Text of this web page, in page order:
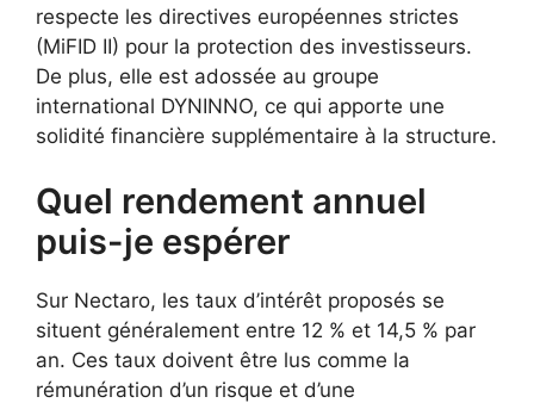
respecte les directives européennes strictes
(MiFID II) pour la protection des investisseurs.
De plus, elle est adossée au groupe
international DYNINNO, ce qui apporte une
solidité financière supplémentaire à la structure.
Quel rendement annuel
puis-je espérer
Sur Nectaro, les taux d’intérêt proposés se
situent généralement entre 12 % et 14,5 % par
an. Ces taux doivent être lus comme la
rémunération d’un risque et d’une